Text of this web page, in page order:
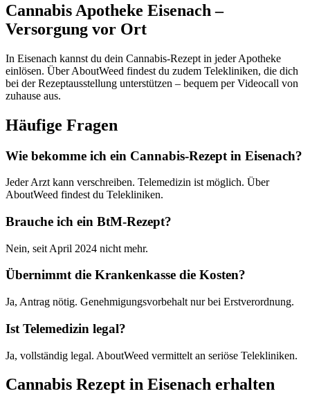
Cannabis Apotheke Eisenach –
Versorgung vor Ort
In Eisenach kannst du dein Cannabis-Rezept in jeder Apotheke
einlösen. Über AboutWeed findest du zudem Telekliniken, die dich
bei der Rezeptausstellung unterstützen – bequem per Videocall von
zuhause aus.
Häufige Fragen
Wie bekomme ich ein Cannabis-Rezept in Eisenach?
Jeder Arzt kann verschreiben. Telemedizin ist möglich. Über
AboutWeed findest du Telekliniken.
Brauche ich ein BtM-Rezept?
Nein, seit April 2024 nicht mehr.
Übernimmt die Krankenkasse die Kosten?
Ja, Antrag nötig. Genehmigungsvorbehalt nur bei Erstverordnung.
Ist Telemedizin legal?
Ja, vollständig legal. AboutWeed vermittelt an seriöse Telekliniken.
Cannabis Rezept in Eisenach erhalten